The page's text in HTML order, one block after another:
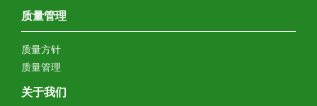
质量管理
质量方针
质量管理
关于我们